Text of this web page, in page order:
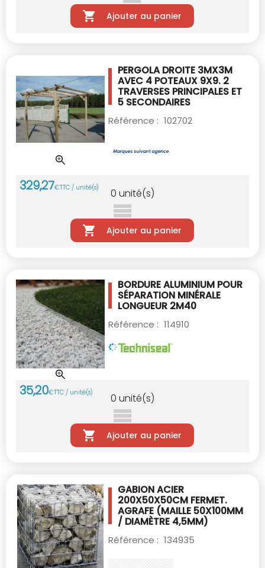
Ajouter au panier
PERGOLA DROITE 3MX3M
AVEC 4 POTEAUX 9X9. 2
TRAVERSES PRINCIPALES ET
5 SECONDAIRES
Référence : 102702
329,27€TTC / unité(s) 0 unité(s)
Ajouter au panier
BORDURE ALUMINIUM POUR
SÉPARATION MINÉRALE
LONGUEUR 2M40
Référence : 114910
35,20€TTC / unité(s) 0 unité(s)
Ajouter au panier
GABION ACIER
200X50X50CM FERMET.
AGRAFE (MAILLE 50X100MM
/ DIAMÈTRE 4,5MM)
Référence : 134935